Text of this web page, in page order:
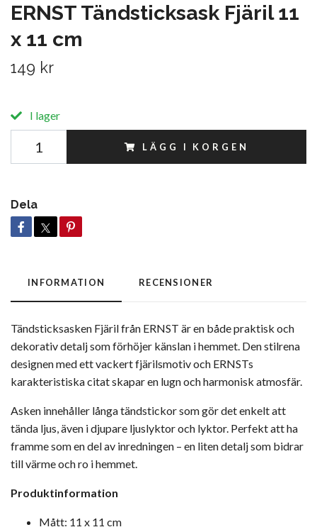
ERNST Tändsticksask Fjäril 11
x 11 cm
149 kr
I lager
LÄGG I KORGEN
Dela
INFORMATION RECENSIONER
Tändsticksasken Fjäril från ERNST är en både praktisk och
dekorativ detalj som förhöjer känslan i hemmet. Den stilrena
designen med ett vackert fjärilsmotiv och ERNSTs
karakteristiska citat skapar en lugn och harmonisk atmosfär.
Asken innehåller långa tändstickor som gör det enkelt att
tända ljus, även i djupare ljuslyktor och lyktor. Perfekt att ha
framme som en del av inredningen – en liten detalj som bidrar
till värme och ro i hemmet.
Produktinformation
Mått: 11 x 11 cm